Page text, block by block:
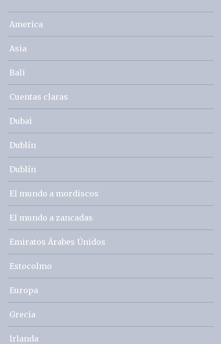
America
Asia
Bali
Cuentas claras
Dubai
Dublín
Dublín
El mundo a mordiscos
El mundo a zancadas
Emiratos Árabes Únidos
Estocolmo
Europa
Grecia
Irlanda